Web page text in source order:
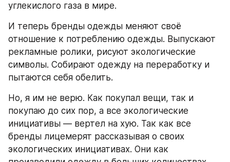
углекислого газа в мире.
И теперь бренды одежды меняют своё
отношение к потреблению одежды. Выпускают
рекламные ролики, рисуют экологические
символы. Собирают одежду на переработку и
пытаются себя обелить.
Но, я им не верю. Как покупал вещи, так и
покупаю до сих пор, а все экологические
инициативы — вертел на хую. Так как все
бренды лицемерят рассказывая о своих
экологических инициативах. Они как